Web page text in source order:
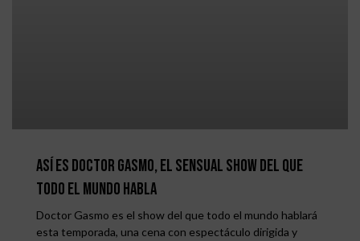
Así es Doctor Gasmo, el sensual show del que
todo el mundo habla
Doctor Gasmo es el show del que todo el mundo hablará
esta temporada, una cena con espectáculo dirigida y